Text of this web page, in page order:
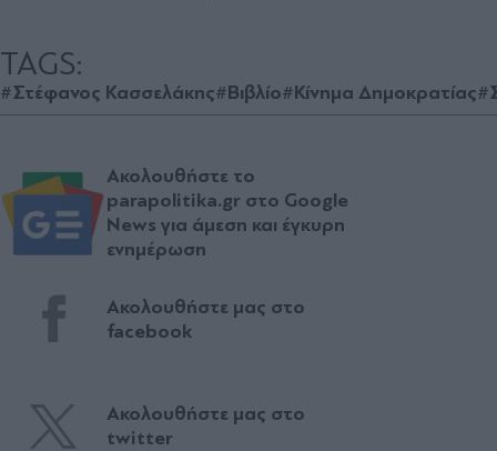
TAGS:
#Στέφανος Κασσελάκης#Βιβλίο#Κίνημα Δημοκρατίας
Ακολουθήστε το
parapolitika.gr στο Google
News για άμεση και έγκυρη
ενημέρωση
Ακολουθήστε μας στο
facebook
Ακολουθήστε μας στο
twitter